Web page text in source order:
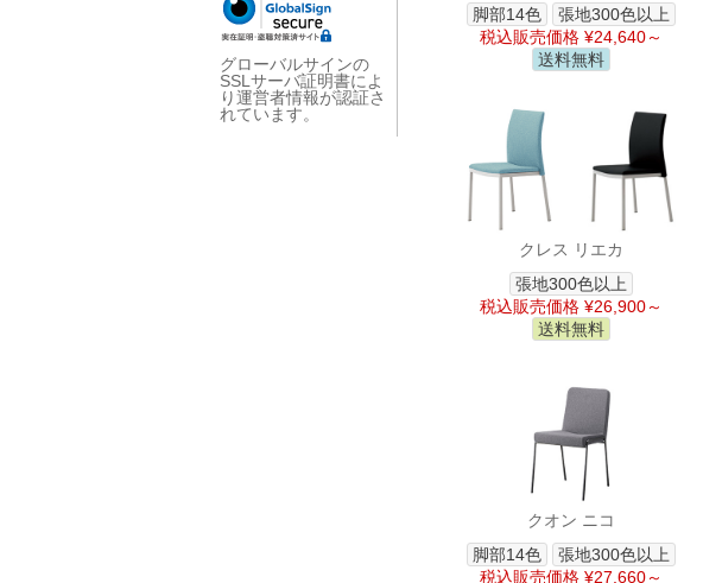
グローバルサインの
SSLサーバ証明書によ
り運営者情報が認証さ
れています。
脚部14色
張地300色以上
税込販売価格 ¥24,640～
送料無料
クレス リエカ
張地300色以上
税込販売価格 ¥26,900～
送料無料
クオン ニコ
脚部14色
張地300色以上
税込販売価格 ¥27,660～